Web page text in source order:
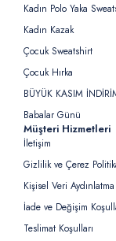
Kadın Polo Yaka
Kadın Kazak
Çocuk Sweatshirt
Çocuk Hırka
BÜYÜK KASIM
Babalar Günü
Müşteri Hizmetleri
İletişim
Gizlilik ve Çerez
Kişisel Veri
İade ve Değişim
Teslimat Koşulları